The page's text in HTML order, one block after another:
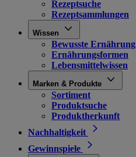
Rezeptsuche
Rezeptsammlungen
Wissen
Bewusste Ernährung
Ernährungsformen
Lebensmittelwissen
Marken & Produkte
Sortiment
Produktsuche
Produktherkunft
Nachhaltigkeit
Gewinnspiele